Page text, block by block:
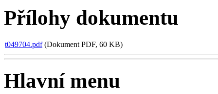
Přílohy dokumentu
t049704.pdf(Dokument PDF, 60 KB)
Hlavní menu